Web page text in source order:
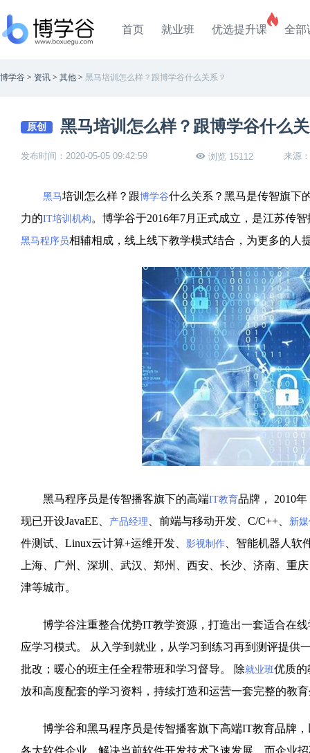
首页 就业班 优选提升课 全部
博学谷 > 资讯 > 其他 > 黑马培训怎么样？跟博学谷什么关系？
原创 黑马培训怎么样？跟博学谷什么
发布时间：2020-05-05 09:42:59 浏览 15112 来源
黑马培训怎么样？跟博学谷什么关系？黑马是传智旗下
力的IT培训机构 。博学谷于2016年7月正式成立，是江苏传
黑马程序员相辅相成，线上线下教学模式结合，为更多的人
黑马程序员是传智播客旗下的高端IT教育品牌， 2010
现已开设JavaEE、
产品经理 、前端与移动开发、C/C++、 新
件测试、Linux云计算+运维开发、 影视制作 、智能机器人
上海、广州、深圳、武汉、郑州、西安、长沙、济南、重
津等城市。
博学谷注重整合优势IT教学资源，打造出一套适合在线
应学习模式。 从入学到就业，从学习到练习再到测评提供
批改；暖心的班主任全程带班和学习督导。 除就业班优质的
放和高度配套的学习资料，持续打造和运营一套完整的教
博学谷和黑马程序员是传智播客旗下高端IT教育品牌，
各大软件企业，解决当前软件开发技术飞速发展，而企业